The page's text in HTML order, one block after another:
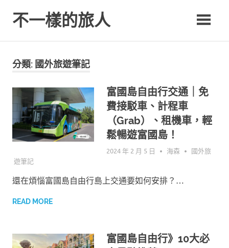
content
不一樣的旅人
分類: 國外旅遊筆記
富國島自由行交通｜免
費接駁車、計程車
（Grab）、租機車，輕
鬆暢遊富國島！
2024 年 2 月 5 日 海森
國外旅
遊筆記
還在煩惱富國島自由行島上交通要如何安排？…
READ MORE
富國島自由行》10大必